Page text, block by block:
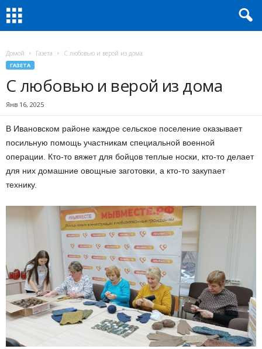
Домой Газета С любовью и верой из дома
ГАЗЕТА
С любовью и верой из дома
Янв 16, 2025
В Ивановском районе каждое сельское поселение оказывает
посильную помощь участникам специальной военной
операции. Кто-то вяжет для бойцов теплые носки, кто-то делает
для них домашние овощные заготовки, а кто-то закупает
технику.